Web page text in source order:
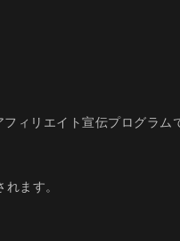
ィリエイト宣伝プログラム
れます。